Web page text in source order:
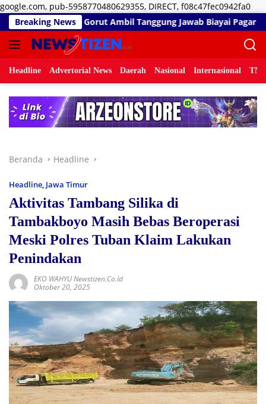
google.com, pub-5958770480629355, DIRECT, f08c47fec0942fa0
ke
Breaking News
DPRD Gorut Ambil Tanggung Jawab Biayai Pagar Sekolah
Headline Advertorial News Daerah Nasional Internasional
Beranda Headline
Headline, Jawa Timur
Aktivitas Tambang Silika di
Tambakboyo Masih Bebas Beroperasi
Meski Polres Tuban Klaim Lakukan
Penindakan
EKO WAHYU Newstizen.co.id
Oktober 20, 2025